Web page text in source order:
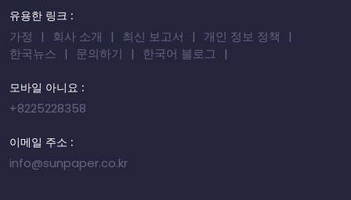
유용한 링크 :
가정 회사 소개 최신 보고서
개인 정보 정책
한국뉴스
문의하기 한국어 블로그
모바일 아니요 :
+8225228358
이메일 주소 :
info@sunpaper.co.kr